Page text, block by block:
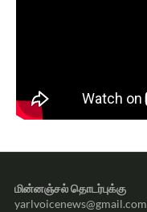
மின்னஞ்சல் தொடர்புக்கு
yarlvoicenews@gmail.com